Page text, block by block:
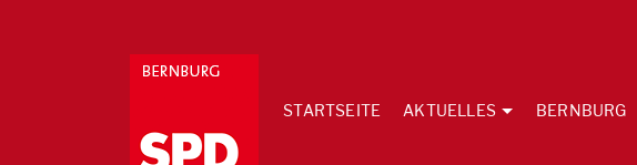
STARTSEITE AKTUELLES BERNBURG